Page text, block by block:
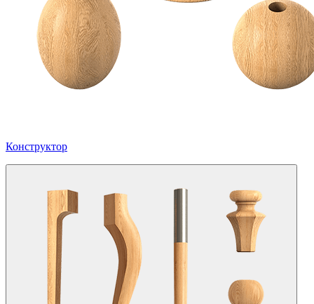
Конструктор